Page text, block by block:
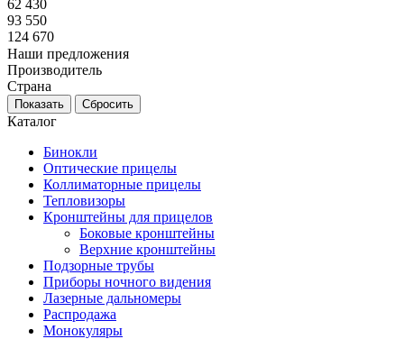
62 430
93 550
124 670
Наши предложения
Производитель
Страна
Каталог
Бинокли
Оптические прицелы
Коллиматорные прицелы
Тепловизоры
Кронштейны для прицелов
Боковые кронштейны
Верхние кронштейны
Подзорные трубы
Приборы ночного видения
Лазерные дальномеры
Распродажа
Монокуляры